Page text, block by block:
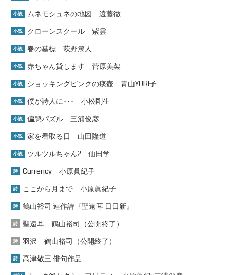
小説 ムネモシュネの地図 遠藤徹
小説 クローンスクール 紫雲
小説 春の墓標 萩野篤人
小説 赤ちゃん貸します 菅原美架
小説 ショッキングピンクの痰壺 青山YURI子
小説 僕が詩人に･･･ 小松剛生
小説 偏態パズル 三浦俊彦
小説 家を看取る日 山田隆道
小説 ツルツルちゃん2 仙田学
詩 Currency 小原眞紀子
詩 ここから月まで 小原眞紀子
詩 鶴山裕司 連作詩『聖遠耳 日日新』
詩 聖遠耳 鶴山裕司（公開終了）
詩 羽沢 鶴山裕司（公開終了）
詩 高津敬三 俳句作品